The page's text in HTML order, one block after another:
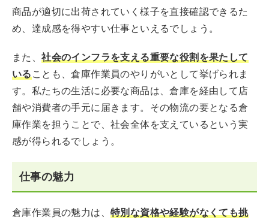
商品が適切に出荷されていく様子を直接確認できるた
め、達成感を得やすい仕事といえるでしょう。
また、社会のインフラを支える重要な役割を果たして
いることも、倉庫作業員のやりがいとして挙げられま
す。私たちの生活に必要な商品は、倉庫を経由して店
舗や消費者の手元に届きます。その物流の要となる倉
庫作業を担うことで、社会全体を支えているという実
感が得られるでしょう。
仕事の魅力
倉庫作業員の魅力は、 特別な資格や経験がなくても挑